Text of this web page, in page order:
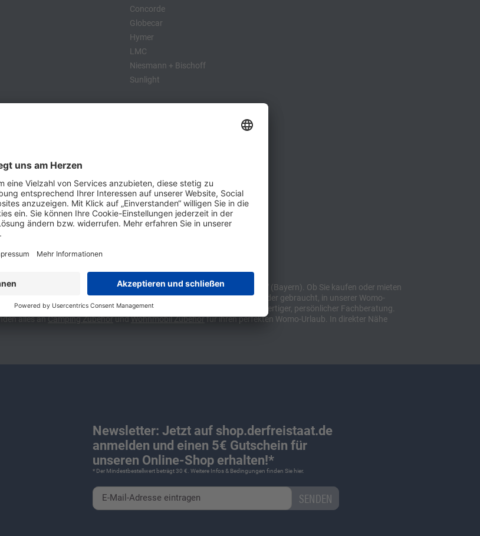
Concorde
Globecar
Hymer
LMC
Niesmann + Bischoff
Sunlight
10 Minuten vor der Stadtgrenze Münchens, Ausfahrt "Sulzemoos" (Bayern). Ob Sie kaufen oder mieten
Vans, oder den puren Luxus. Ob Caravan oder Wohnmobil, ob neu oder gebraucht, in unserer Womo-
Wohnmobilverkauf und Wohnwagenverkauf inklusive hochwertiger, persönlicher Fachberatung.
alles anCampingZubehörundWohnmobil Zubehörfür ihren perfekten Womo-Urlaub. In direkter Nähe
Newsletter: Jetzt auf shop.derfreistaat.de
anmelden und einen 5€ Gutschein für
unseren Online-Shop erhalten!*
* Der Mindestbestellwert beträgt 30 €. Weitere Infos & Bedingungen finden Sie hier.